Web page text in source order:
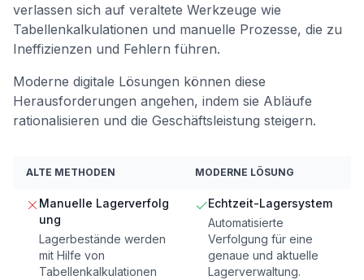
verlassen sich auf veraltete Werkzeuge wie
Tabellenkalkulationen und manuelle Prozesse, die zu
Ineffizienzen und Fehlern führen.
Moderne digitale Lösungen können diese
Herausforderungen angehen, indem sie Abläufe
rationalisieren und die Geschäftsleistung steigern.
ALTE METHODEN MODERNE LÖSUNG
Manuelle Lagerverfolg
ung
Lagerbestände werden
mit Hilfe von
Tabellenkalkulationen
Echtzeit-Lagersystem
Automatisierte
Verfolgung für eine
genaue und aktuelle
Lagerverwaltung.